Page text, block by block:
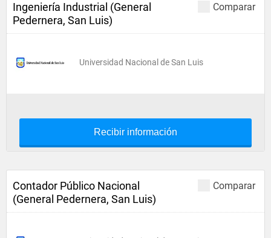
Comparar
Ingeniería Industrial (General
Pedernera, San Luis)
Universidad Nacional de San Luis
Recibir información
Comparar
Contador Público Nacional
(General Pedernera, San Luis)